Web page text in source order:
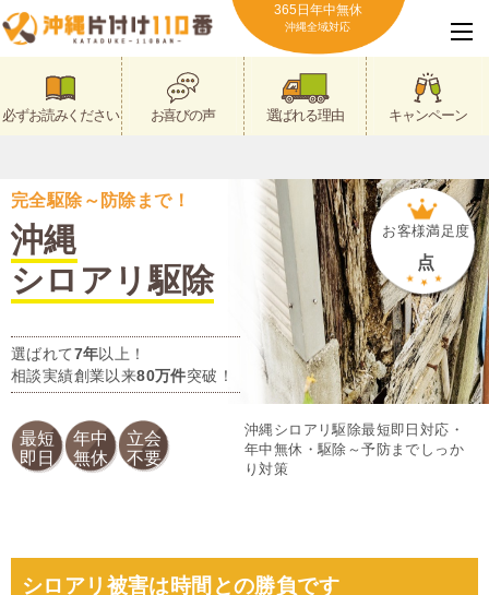
365日年中無休
沖縄全域対応
必ずお読みください お喜びの声 選ばれる理由 キャンペーン
完全駆除～防除まで！
沖縄
シロアリ駆除
選ばれて7年以上！
相談実績創業以来80万件突破！
お客様満足度
点
最短
即日
年中
無休
立会
不要
沖縄シロアリ駆除最短即日対応・
年中無休・駆除～予防までしっか
り対策
シロアリ被害は時間との勝負です